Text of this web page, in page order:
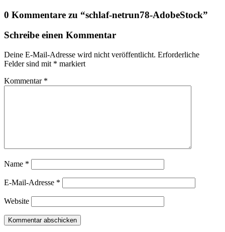
0 Kommentare zu “schlaf-netrun78-AdobeStock”
Schreibe einen Kommentar
Deine E-Mail-Adresse wird nicht veröffentlicht. Erforderliche
Felder sind mit * markiert
Kommentar *
Name *
E-Mail-Adresse *
Website